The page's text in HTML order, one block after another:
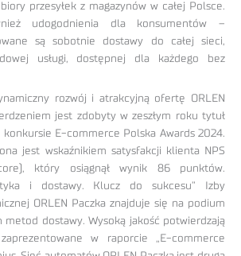
przesyłek z magazynów w całej Polsce.
udogodnienia dla konsumentów –
są sobotnie dostawy do całej sieci,
usługi, dostępnej dla każdego bez
rozwój i atrakcyjną ofertę ORLEN
jest zdobyty w zeszłym roku tytuł
E-commerce Polska Awards 2024.
jest wskaźnikiem satysfakcji klienta NPS
który osiągnął wynik 86 punktów.
i dostawy. Klucz do sukcesu” Izby
ORLEN Paczka znajduje się na podium
metod dostawy. Wysoką jakość potwierdzają
w raporcie „E-commerce